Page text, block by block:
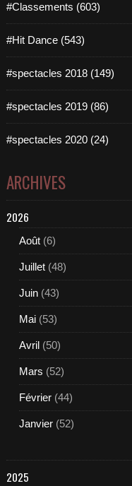
#Classements (603)
#Hit Dance (543)
#spectacles 2018 (149)
#spectacles 2019 (86)
#spectacles 2020 (24)
ARCHIVES
2026
Août (6)
Juillet (48)
Juin (43)
Mai (53)
Avril (50)
Mars (52)
Février (44)
Janvier (52)
2025